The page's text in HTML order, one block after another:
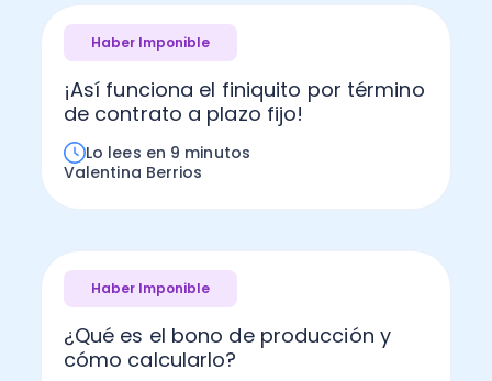
Haber Imponible
¡Así funciona el finiquito por término
de contrato a plazo fijo!
Lo lees en 9 minutos
Valentina Berrios
Haber Imponible
¿Qué es el bono de producción y
cómo calcularlo?